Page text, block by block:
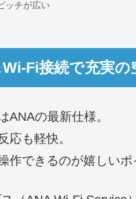
ッチが広い
Fi接続で充実の
ANAの最新仕様。
応も軽快。
作できるのが嬉しいポ